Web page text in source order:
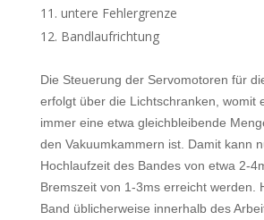
untere Fehlergrenze
Bandlaufrichtung
Die Steuerung der Servomotoren für
erfolgt über die Lichtschranken, womit
immer eine etwa gleichbleibende
den Vakuumkammern ist. Damit kann
Hochlaufzeit des Bandes von etwa 2-
Bremszeit von 1-3ms erreicht werden.
Band üblicherweise innerhalb des